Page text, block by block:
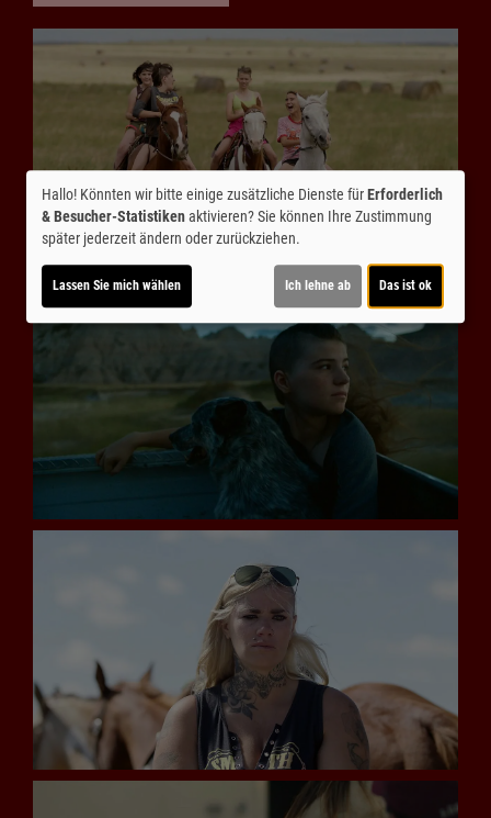
Hallo! Könnten wir bitte einige zusätzliche Dienste fürErforderlich
& Besucher-Statistikenaktivieren? Sie können Ihre Zustimmung
später jederzeit ändern oder zurückziehen.
Lassen Sie mich wählen Ich lehne ab Das ist ok